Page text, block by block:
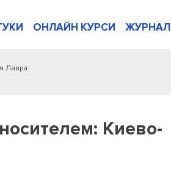
ОНЛАЙН КУРСИ ЖУРНАЛ
Лавра
Киево-